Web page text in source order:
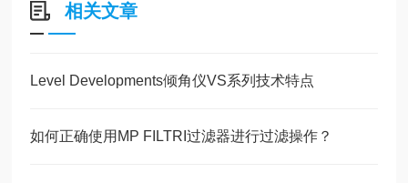
相关文章
Level Developments倾角仪VS系列技术特点
如何正确使用MP FILTRI过滤器进行过滤操作？